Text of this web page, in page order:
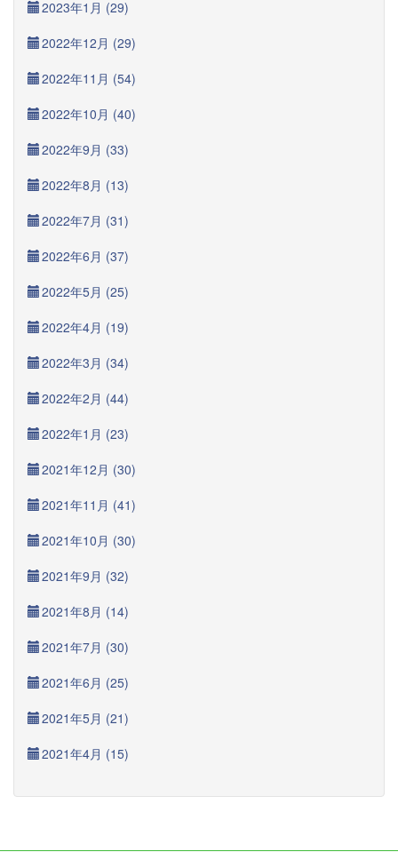
2023年1月 (29)
2022年12月 (29)
2022年11月 (54)
2022年10月 (40)
2022年9月 (33)
2022年8月 (13)
2022年7月 (31)
2022年6月 (37)
2022年5月 (25)
2022年4月 (19)
2022年3月 (34)
2022年2月 (44)
2022年1月 (23)
2021年12月 (30)
2021年11月 (41)
2021年10月 (30)
2021年9月 (32)
2021年8月 (14)
2021年7月 (30)
2021年6月 (25)
2021年5月 (21)
2021年4月 (15)